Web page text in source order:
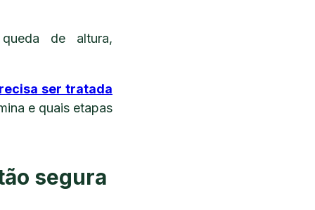
de altura,
ser tratada
e quais etapas
segura